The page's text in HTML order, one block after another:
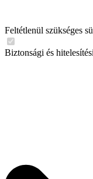
Feltétlenül szükséges
Biztonsági és